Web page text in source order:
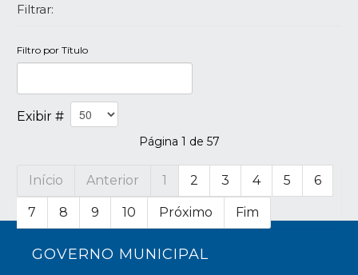
Filtrar:
Filtro por Título
Exibir #
Página 1 de 57
Início Anterior 1 2 3 4 5 6
7 8 9 10 Próximo Fim
GOVERNO MUNICIPAL